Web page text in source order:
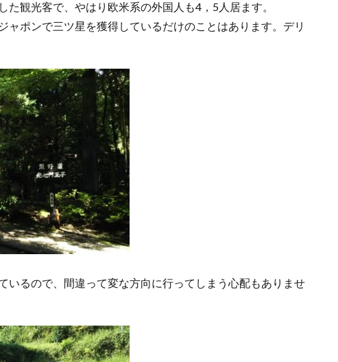
観光客で、やはり欧米系の外国人も4，5人居ます。
ャポンで三ツ星を獲得しているだけのことはあります。デリ
いるので、間違って変な方向に行ってしまう心配もありませ